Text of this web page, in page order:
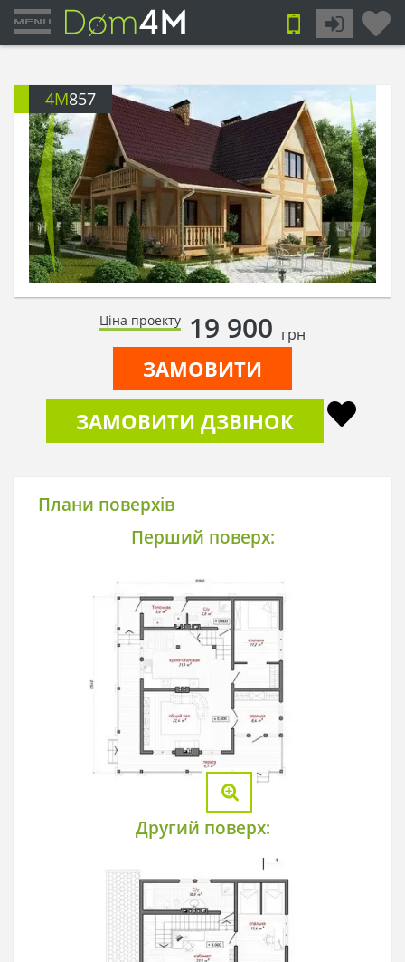
4M857
Ціна проекту 19 900 грн
ЗАМОВИТИ
ЗАМОВИТИ ДЗВІНОК
Плани поверхів
Перший поверх:
Другий поверх: